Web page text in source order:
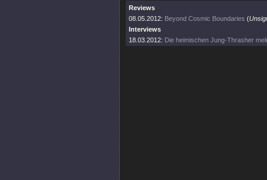
Reviews
08.05.2012: Beyond Cosmic Boundaries (
Interviews
18.03.2012: Die heimischen Jung-Thrasher